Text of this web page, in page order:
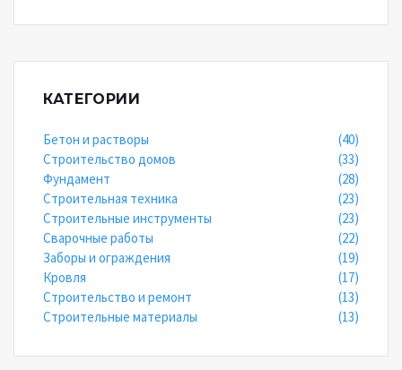
КАТЕГОРИИ
Бетон и растворы
(40)
Строительство домов
(33)
Фундамент
(28)
Строительная техника
(23)
Строительные инструменты
(23)
Сварочные работы
(22)
Заборы и ограждения
(19)
Кровля
(17)
Строительство и ремонт
(13)
Строительные материалы
(13)